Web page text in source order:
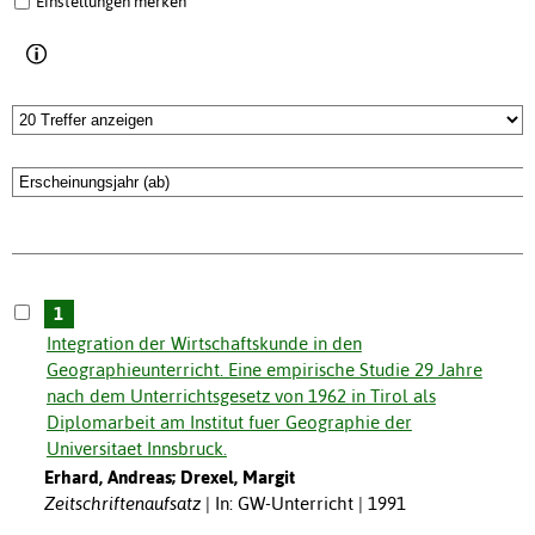
1
Integration der Wirtschaftskunde in den
Geographieunterricht. Eine empirische Studie 29 Jahre
nach dem Unterrichtsgesetz von 1962 in Tirol als
Diplomarbeit am Institut fuer Geographie der
Universitaet Innsbruck.
Erhard, Andreas; Drexel, Margit
Zeitschriftenaufsatz
In: GW-Unterricht | 1991